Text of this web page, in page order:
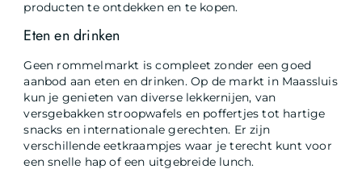
producten te ontdekken en te kopen.
Eten en drinken
Geen rommelmarkt is compleet zonder een goed
aanbod aan eten en drinken. Op de markt in Maassluis
kun je genieten van diverse lekkernijen, van
versgebakken stroopwafels en poffertjes tot hartige
snacks en internationale gerechten. Er zijn
verschillende eetkraampjes waar je terecht kunt voor
een snelle hap of een uitgebreide lunch.